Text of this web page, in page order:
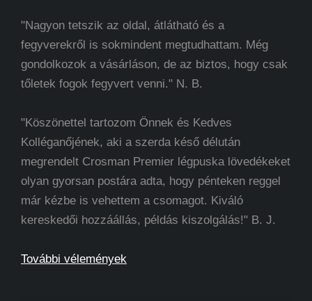
"Nagyon tetszik az oldal, átlátható és a
fegyverekről is sokmindent megtudhattam. Még
gondolkozok a vásárláson, de az biztos, hogy csak
tőletek fogok fegyvert venni." N. B.
"Köszönettel tartozom Önnek és Kedves
Kolléganőjének, aki a szerda késő délután
megrendelt Crosman Premier légpuska lövedékeket
olyan gyorsan postára adta, hogy pénteken reggel
már kézbe is vehettem a csomagot. Kiváló
kereskedői hozzáállás, példás kiszolgálás!" B. J.
További vélemények